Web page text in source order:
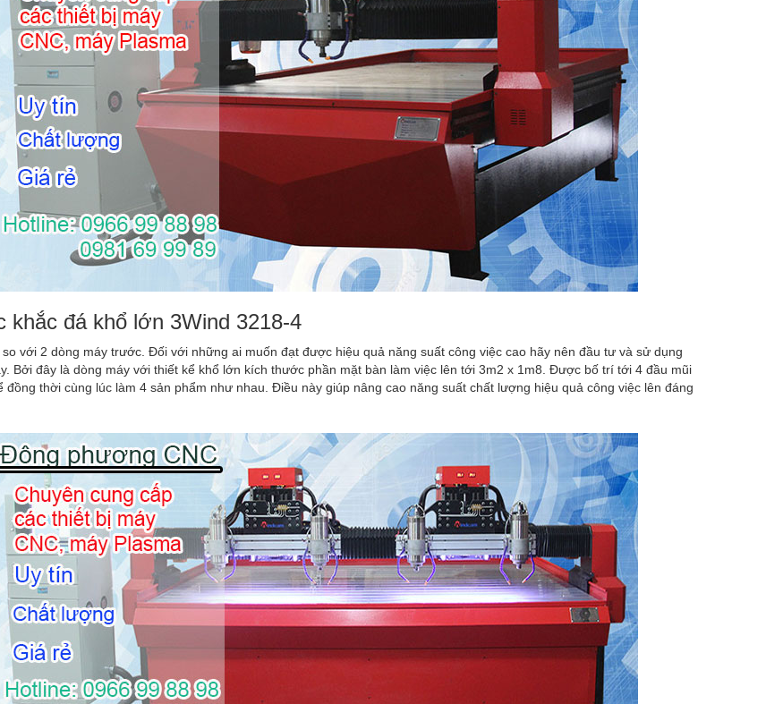
khắc đá khổ lớn 3Wind 3218-4
với 2 dòng máy trước. Đối với những ai muốn đạt được hiệu quả năng suất công việc cao hãy nên đầu tư và sử dụng
Bởi đây là dòng máy với thiết kể khổ lớn kích thước phần mặt bàn làm việc lên tới 3m2 x 1m8. Được bố trí tới 4 đầu mũi
đồng thời cùng lúc làm 4 sản phẩm như nhau. Điều này giúp nâng cao năng suất chất lượng hiệu quả công việc lên đáng